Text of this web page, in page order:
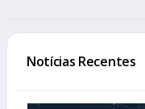
Notícias Recentes